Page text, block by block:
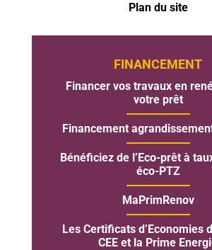
Plan du site
FINANCEMENT
Financer vos travaux en
votre prêt
Financement
Bénéficiez de l’Eco-prêt à
éco-PTZ
MaPrimRenov
Les Certificats d’Economies
CEE et la Prime